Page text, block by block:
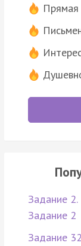
Прямая
Задание 2.
Задание 2
Задание